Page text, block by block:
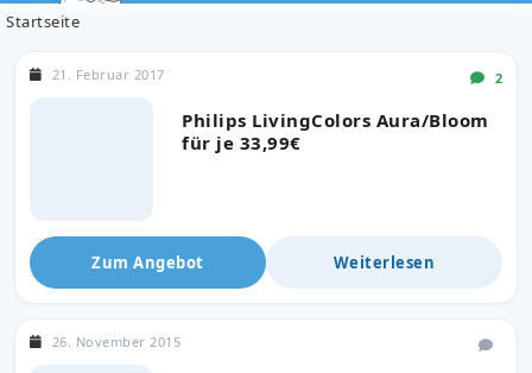
Startseite
Philips LivingColors Aura/Bloom
für je 33,99€
21. Februar 2017 2
Zum Angebot Weiterlesen
26. November 2015